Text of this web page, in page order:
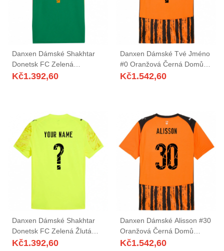
Danxen Dámské Shakhtar
Donetsk FC Zelená
Oranžová Růžová Brankář
Kč1.392,60
Danxen Dámské Tvé Jméno
#0 Oranžová Černá Domů
Hráčské Dresy 2025/26 Dres
Kč1.542,60
Danxen Dámské Shakhtar
Donetsk FC Zelená Žlutá
Brankář Dresy 2025/26 Dres
Kč1.392,60
Danxen Dámské Alisson #30
Oranžová Černá Domů
Hráčské Dresy 2025/26 Dres
Kč1.542,60